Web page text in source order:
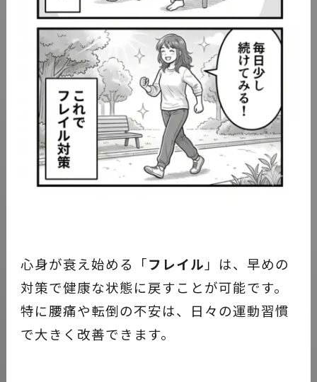
心身が衰え始める「フレイル 」は、早めの
対策で健康な状態に戻すことが可能です。
特に腰痛や転倒の不安は、日々の運動習慣
で大きく改善できます。